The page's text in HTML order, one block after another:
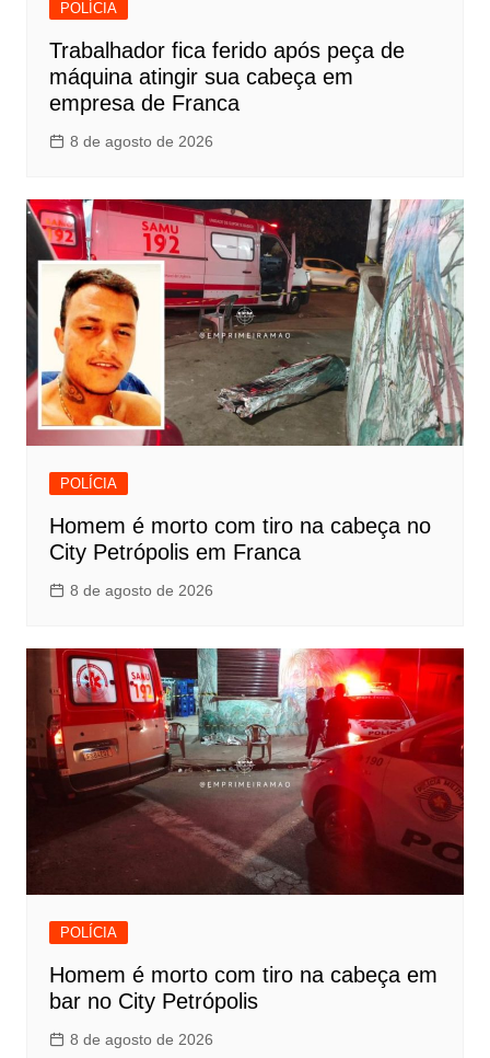
POLÍCIA
Trabalhador fica ferido após peça de
máquina atingir sua cabeça em
empresa de Franca
8 de agosto de 2026
POLÍCIA
Homem é morto com tiro na cabeça no
City Petrópolis em Franca
8 de agosto de 2026
POLÍCIA
Homem é morto com tiro na cabeça em
bar no City Petrópolis
8 de agosto de 2026